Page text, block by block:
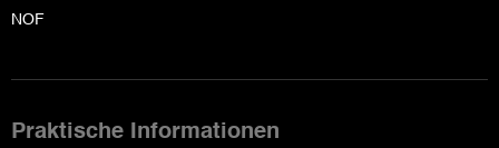
NOF
Praktische Informationen